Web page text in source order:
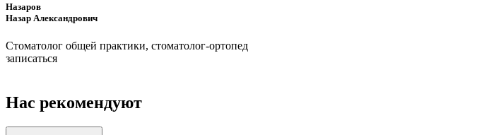
Назаров
Назар Александрович
Стоматолог общей практики, стоматолог-ортопед
записаться
Нас рекомендуют